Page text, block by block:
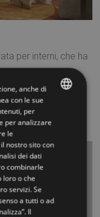
per interni, che ha
comprensivo di
esclusi)
anche di
con le sue
per
per analizzare
le
nostro sito con
dei dati
combinarle
loro o che
servizi. Se
a tutti o ad
Il